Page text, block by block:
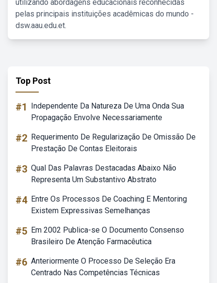
utilizando abordagens educacionais reconhecidas
pelas principais instituições acadêmicas do mundo -
dsw.aau.edu.et.
Top Post
#1
Independente Da Natureza De Uma Onda Sua
Propagação Envolve Necessariamente
#2 Requerimento De Regularização De Omissão De
Prestação De Contas Eleitorais
#3 Qual Das Palavras Destacadas Abaixo Não
Representa Um Substantivo Abstrato
#4 Entre Os Processos De Coaching E Mentoring
Existem Expressivas Semelhanças
#5 Em 2002 Publica-se O Documento Consenso
Brasileiro De Atenção Farmacêutica
#6 Anteriormente O Processo De Seleção Era
Centrado Nas Competências Técnicas